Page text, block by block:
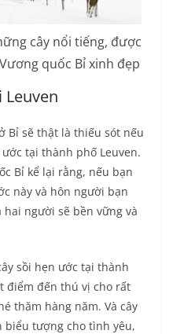
cây nổi tiếng, được
quốc Bỉ xinh đẹp
Leuven
Bỉ sẽ thật là thiếu sót nếu
tại thành phố Leuven.
Bỉ kể lại rằng, nếu bạn
này và hôn người bạn
người sẽ bền vững và
sồi hẹn ước tại thành
điểm đến thú vị cho rất
thăm hàng năm. Và cây
biểu tượng cho tình yêu,